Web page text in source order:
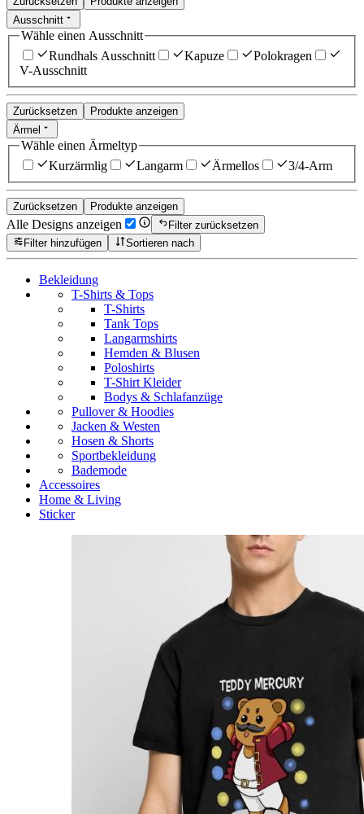
Ausschnitt
Wähle einen Ausschnitt
Rundhals Ausschnitt
Kapuze
Polokragen
V-Ausschnitt
Zurücksetzen
Produkte anzeigen
Ärmel
Wähle einen Ärmeltyp
Kurzärmlig
Langarm Ärmellos 3/4-Arm
Zurücksetzen Produkte anzeigen
Alle Designs anzeigen
Filter zurücksetzen
Filter hinzufügen
Sortieren nach
Bekleidung
T-Shirts & Tops
T-Shirts
Tank Tops
Langarmshirts
Hemden & Blusen
Poloshirts
T-Shirt Kleider
Bodys & Schlafanzüge
Pullover & Hoodies
Jacken & Westen
Hosen & Shorts
Sportbekleidung
Bademode
Accessoires
Home & Living
Sticker